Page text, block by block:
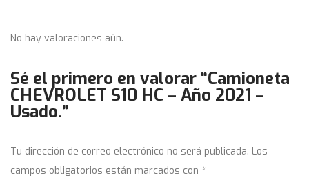
No hay valoraciones aún.
Sé el primero en valorar “Camioneta
CHEVROLET S10 HC – Año 2021 –
Usado.”
Tu dirección de correo electrónico no será publicada. Los
campos obligatorios están marcados con *